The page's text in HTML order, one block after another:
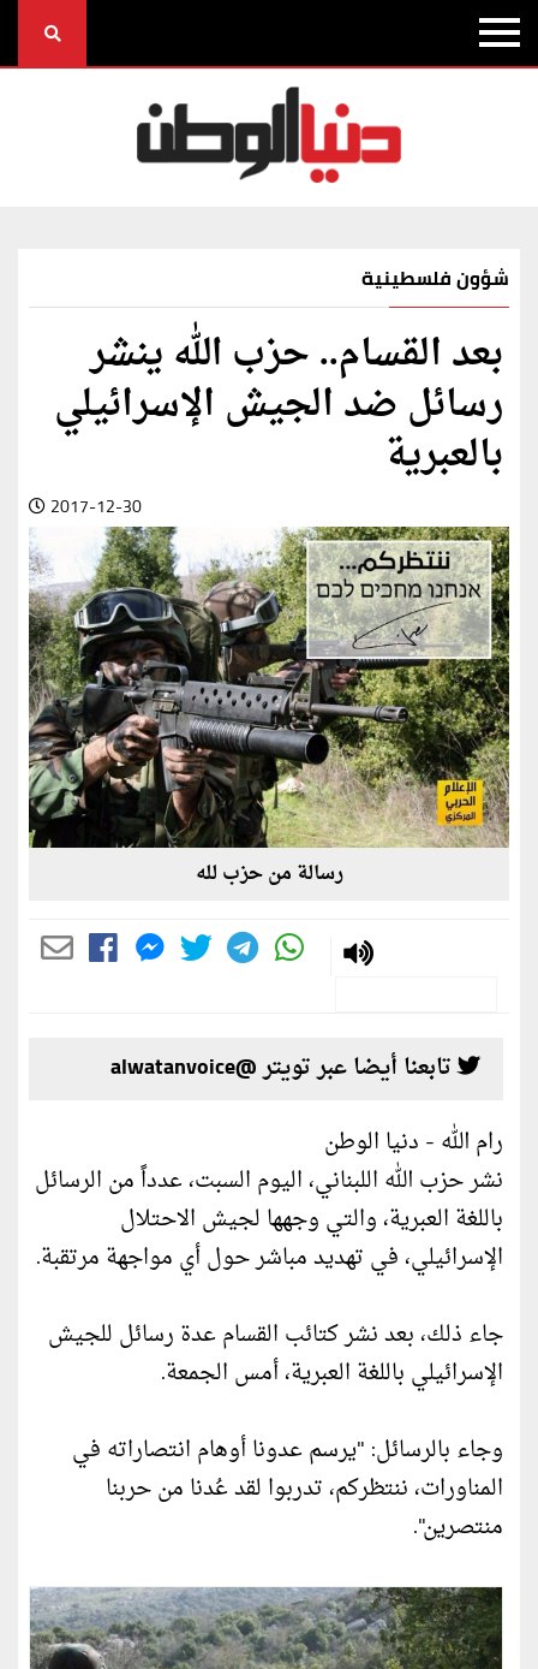
شؤون فلسطينية
بعد القسام.. حزب الله ينشر
رسائل ضد الجيش الإسرائيلي
بالعبرية
2017-12-30
رسالة من حزب لله
تابعنا أيضا عبر تويتر @alwatanvoice
رام الله - دنيا الوطن
نشر حزب الله اللبناني، اليوم السبت، عدداً من الرسائل
باللغة العبرية، والتي وجهها لجيش الاحتلال
الإسرائيلي، في تهديد مباشر حول أي مواجهة مرتقبة.
جاء ذلك، بعد نشر كتائب القسام عدة رسائل للجيش
الإسرائيلي باللغة العبرية، أمس الجمعة.
وجاء بالرسائل: "يرسم عدونا أوهام انتصاراته في
المناورات، ننتظركم، تدربوا لقد عُدنا من حربنا
منتصرين".